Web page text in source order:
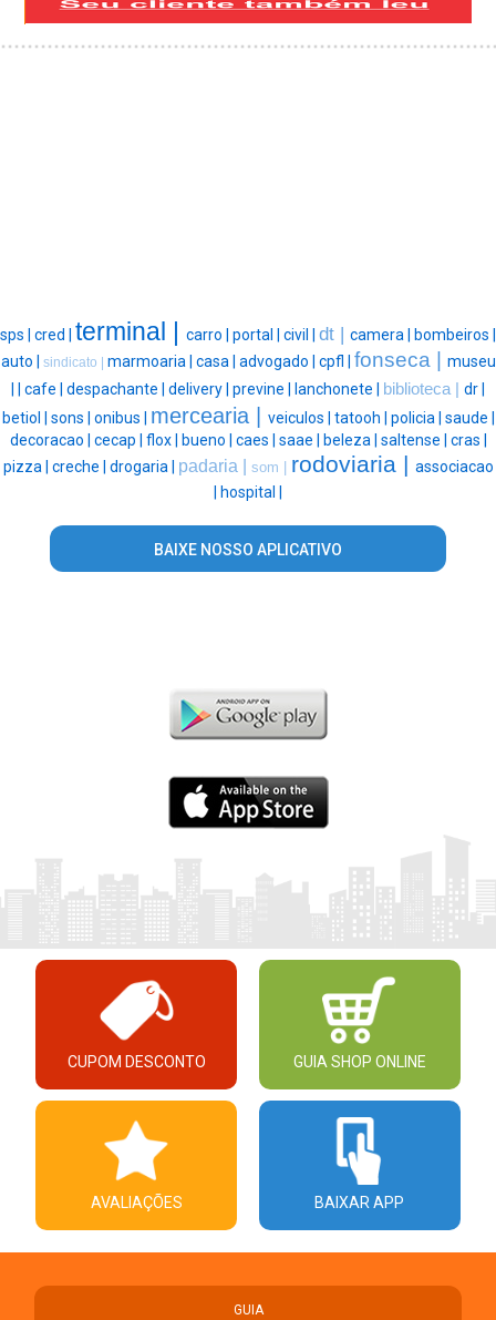
sps | cred | terminal | carro | portal | civil | dt | camera |
bombeiros |
auto |
sindicato | marmoaria | casa | advogado | cpfl | fonseca | museu
cafe | despachante | delivery | previne | lanchonete | biblioteca | dr |
betiol | sons | onibus | mercearia | veiculos | tatooh | policia | saude |
decoracao | cecap | flox | bueno | caes | saae | beleza | saltense | cras |
pizza | creche | drogaria | padaria | som | rodoviaria | associacao
hospital |
BAIXE NOSSO APLICATIVO
CUPOM DESCONTO GUIA SHOP ONLINE
AVALIAÇÕES BAIXAR APP
GUIA